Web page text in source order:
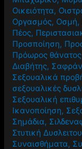
Οικειότητα,
Οργασμός, Οσμή,
Πέος,
Προσποίηση,
Πρόωρος θάνατος
Διαβήτης, Σαφράν
Σεξουαλικά
σεξουαλικές
Σεξουαλική
Ικανοποίηση,
Σημάδια,
Στυτική
Συναισθήματα,